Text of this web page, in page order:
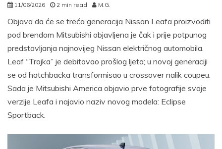
11/06/2026 2 min read M.G.
Objava da će se treća generacija Nissan Leafa proizvoditi
pod brendom Mitsubishi objavljena je čak i prije potpunog
predstavljanja najnovijeg Nissan električnog automobila.
Leaf “Trojka” je debitovao prošlog ljeta; u novoj generaciji
se od hatchbacka transformisao u crossover nalik coupeu.
Sada je Mitsubishi America objavio prve fotografije svoje
verzije Leafa i najavio naziv novog modela: Eclipse
Sportback.